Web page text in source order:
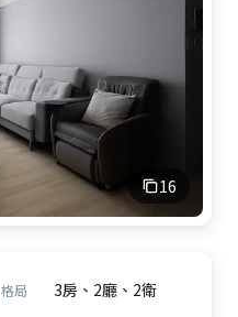
16
格局 3房、2廳、2衛